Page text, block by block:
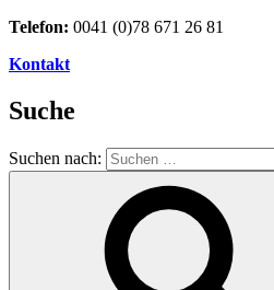
Telefon: 0041 (0)78 671 26 81
Kontakt
Suche
Suchen nach: